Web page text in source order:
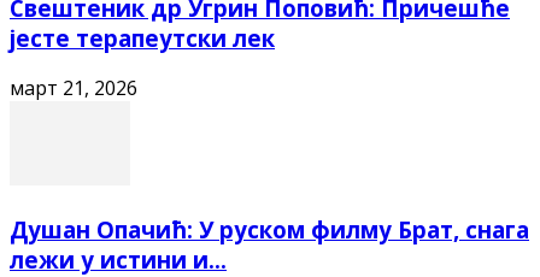
Свештеник др Угрин Поповић: Причешће
јесте терапеутски лек
март 21, 2026
Душан Опачић: У руском филму Брат, снага
лежи у истини и...